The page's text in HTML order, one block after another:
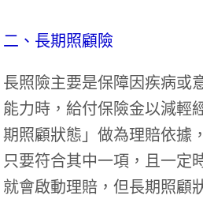
二、長期照顧險
長照險主要是保障因疾病或
能力時，給付保險金以減輕
期照顧狀態」做為理賠依據
只要符合其中一項，且一定
就會啟動理賠，但長期照顧